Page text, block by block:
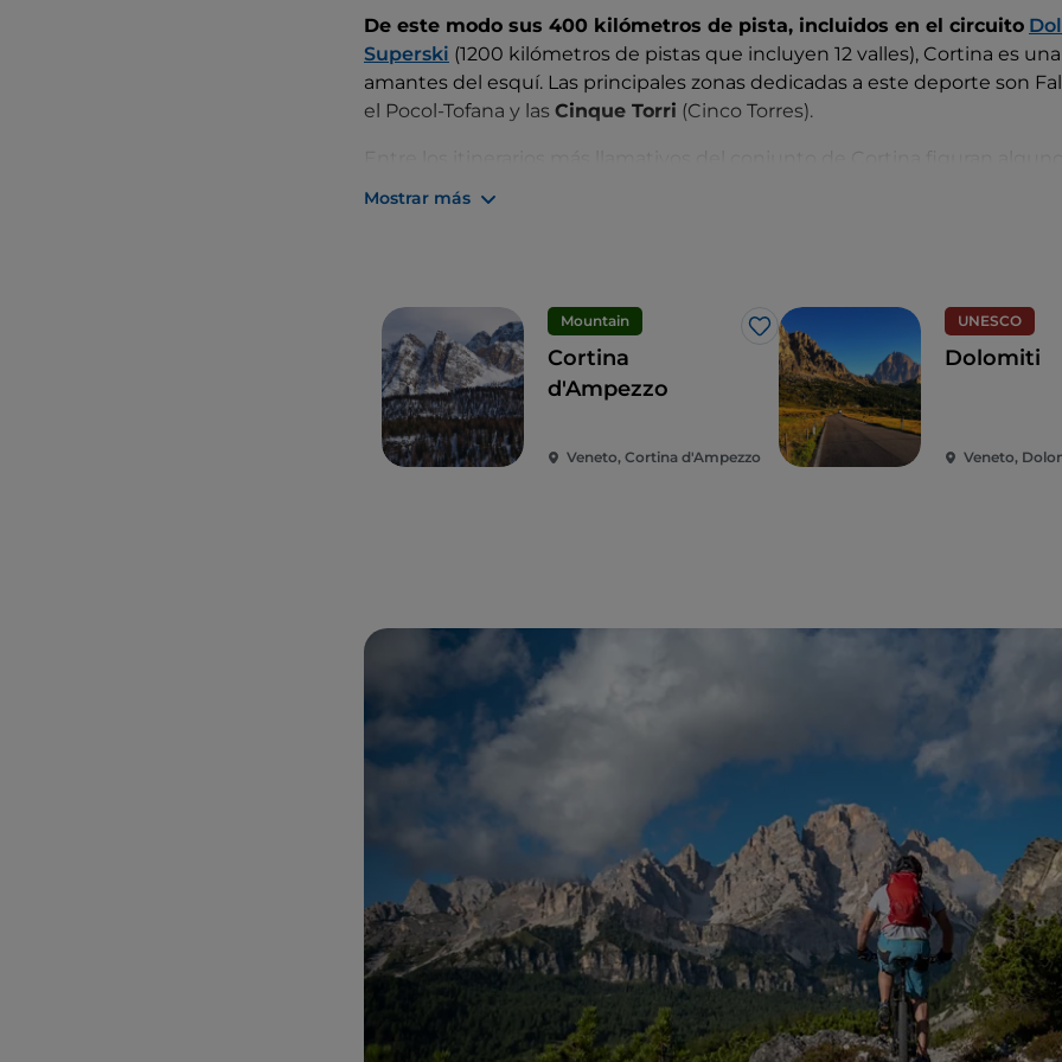
De este modo sus 400 kilómetros de pista, incluidos en el circuito
Superski (1200 kilómetros de pistas que incluyen 12 valles), Cortina es
amantes del esquí. Las principales zonas dedicadas a este deporte son
el Pocol-Tofana y las Cinque Torri (Cinco Torres).
esquí temáticos como el
Mostrar más
Mountain
Me gusta
Cortina
d'Ampezzo
Veneto, Cortina d'Ampezzo
UNESCO
Dolomiti
Veneto,